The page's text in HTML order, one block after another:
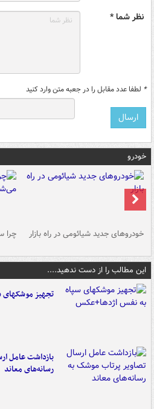
نظر شما *
* لطفا عدد مقابل را در جعبه متن وارد کنید
خودرو
خودروهای جدید شیائومی در راه بازار چرا
این مطالب را از دست ندهید....
تجهیز موشکهای
بازداشت عامل
رسانه‌های معاند